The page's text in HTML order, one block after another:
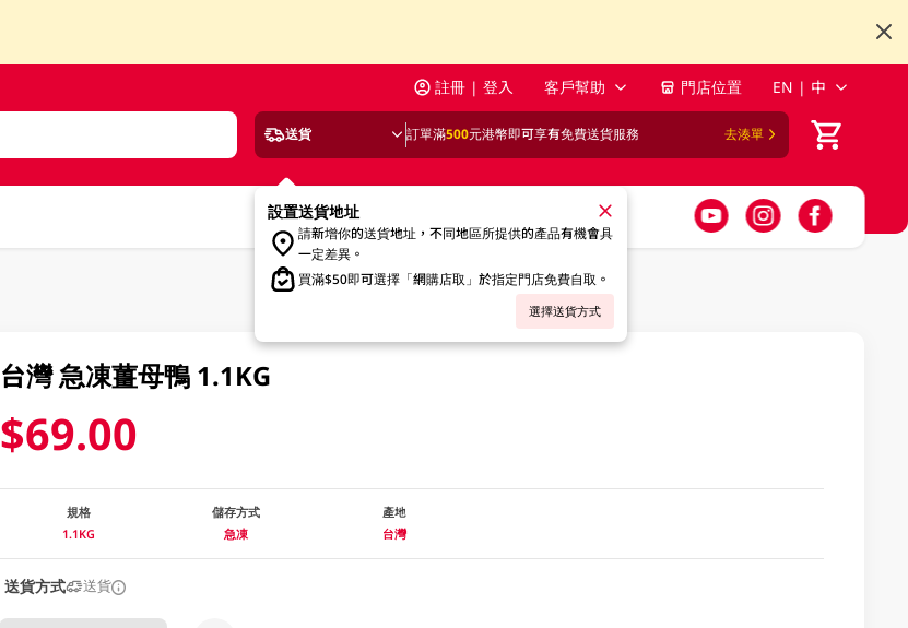
註冊 | 登入 客戶幫助 門店位置 EN | 中
送貨 訂單滿500元港幣即可享有免費送貨服務 去湊單
設置送貨地址
請新增你的送貨地址，不同地區所提供的產品有機會具
一定差異。
買滿$50即可選擇「網購店取」於指定門店免費自取。
選擇送貨方式
台灣 急凍薑母鴨 1.1KG
$69.00
規格
1.1KG
儲存方式
急凍
產地
台灣
送貨方式 送貨